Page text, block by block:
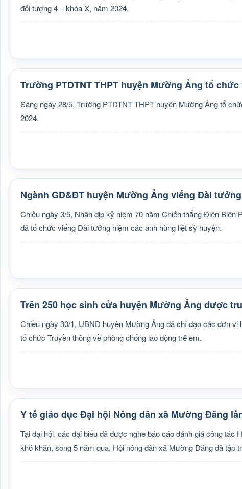
đối tượng 4 – khóa X, năm 2024.
Trường PTDTNT THPT huyện Mường Ảng tổ
Sáng ngày 28/5, Trường PTDTNT THPT huyện Mường Ảng tổ
2024.
Ngành GD&ĐT huyện Mường Ảng viếng Đài
Chiều ngày 3/5, Nhân dịp kỷ niệm 70 năm Chiến thắng Điện
đã tổ chức viếng Đài tưởng niệm các anh hùng liệt sỹ huyện.
Trên 250 học sinh cửa huyện Mường Ảng được
Chiều ngày 30/1, UBND huyện Mường Ảng đã chỉ đạo các đơn
tổ chức Truyền thông về phòng chống lao động trẻ em.
Y tế giáo dục Đại hội Nông dân xã Mường Đăng
Tại đại hội, các đại biểu đã được nghe báo cáo đánh giá công tác
khó khăn, song 5 năm qua, Hội nông dân xã Mường Đăng đã tập